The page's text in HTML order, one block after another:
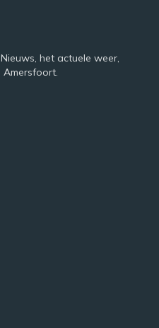
het actuele weer,
Amersfoort.